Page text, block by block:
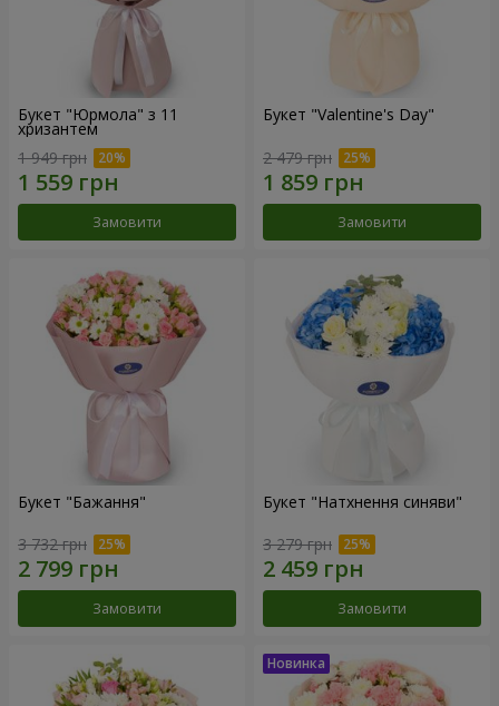
Букет "Юрмола" з 11
хризантем
1 949 грн
Замовити
Букет "Valentine's Day"
2 479 грн
Замовити
Букет "Бажання"
3 732 грн
Замовити
Букет "Натхнення синяви"
3 279 грн
Замовити